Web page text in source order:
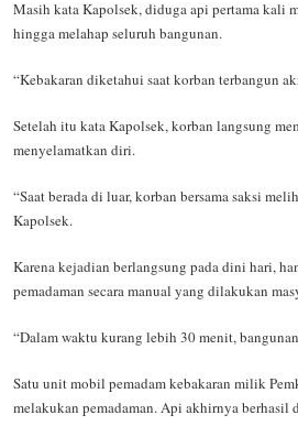
Masih kata Kapolsek, diduga api pertama kali
hingga melahap seluruh bangunan.
“Kebakaran diketahui saat korban terbangun
Setelah itu kata Kapolsek, korban langsung
menyelamatkan diri.
“Saat berada di luar, korban bersama saksi
Kapolsek.
Karena kejadian berlangsung pada dini hari,
pemadaman secara manual yang dilakukan
“Dalam waktu kurang lebih 30 menit,
Satu unit mobil pemadam kebakaran milik
melakukan pemadaman. Api akhirnya